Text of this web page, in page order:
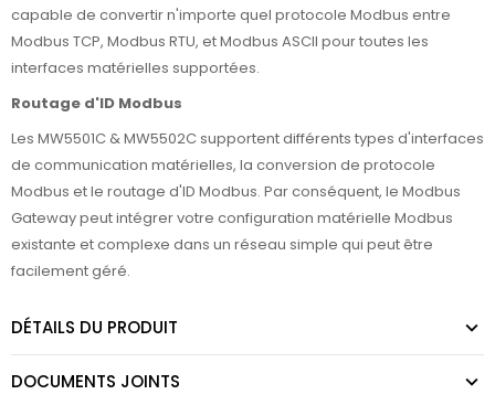
capable de convertir n'importe quel protocole Modbus entre
Modbus TCP, Modbus RTU, et Modbus ASCII pour toutes les
interfaces matérielles supportées.
Routage d'ID Modbus
Les MW5501C & MW5502C supportent différents types d'interfaces
de communication matérielles, la conversion de protocole
Modbus et le routage d'ID Modbus. Par conséquent, le Modbus
Gateway peut intégrer votre configuration matérielle Modbus
existante et complexe dans un réseau simple qui peut être
facilement géré.
DÉTAILS DU PRODUIT
DOCUMENTS JOINTS